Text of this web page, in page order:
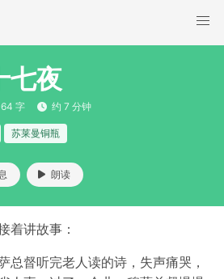
七夜
字 约 7 分钟
苏莱曼铜瓶
朗读
着讲故事：
总督听完老人读的诗，失声痛哭，